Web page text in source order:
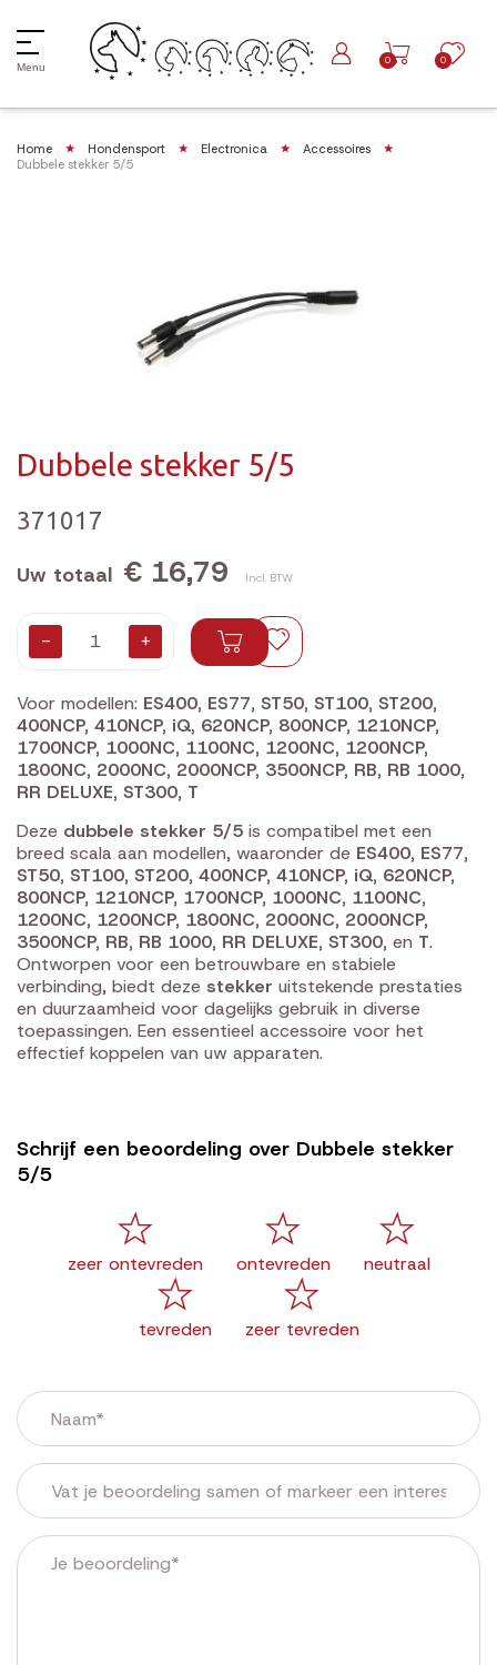
Menu
0 0
Home Hondensport Electronica
Accessoires
Dubbele stekker 5/5
Dubbele stekker 5/5
371017
Uw totaal € 16,79 Incl. BTW
- +
Voor modellen: ES400, ES77, ST50, ST100, ST200,
400NCP, 410NCP, iQ, 620NCP, 800NCP, 1210NCP,
1700NCP, 1000NC, 1100NC, 1200NC, 1200NCP,
1800NC, 2000NC, 2000NCP, 3500NCP, RB, RB 1000,
RR DELUXE, ST300, T
Deze dubbele stekker 5/5 is compatibel met een
breed scala aan modellen, waaronder de ES400, ES77,
ST50, ST100, ST200, 400NCP, 410NCP, iQ, 620NCP,
800NCP, 1210NCP, 1700NCP, 1000NC, 1100NC,
1200NC, 1200NCP, 1800NC, 2000NC, 2000NCP,
3500NCP, RB, RB 1000, RR DELUXE, ST300, en T.
Ontworpen voor een betrouwbare en stabiele
verbinding, biedt deze stekker uitstekende prestaties
en duurzaamheid voor dagelijks gebruik in diverse
toepassingen. Een essentieel accessoire voor het
effectief koppelen van uw apparaten.
Schrijf een beoordeling over Dubbele stekker
5/5
zeer ontevreden ontevreden neutraal
tevreden zeer tevreden